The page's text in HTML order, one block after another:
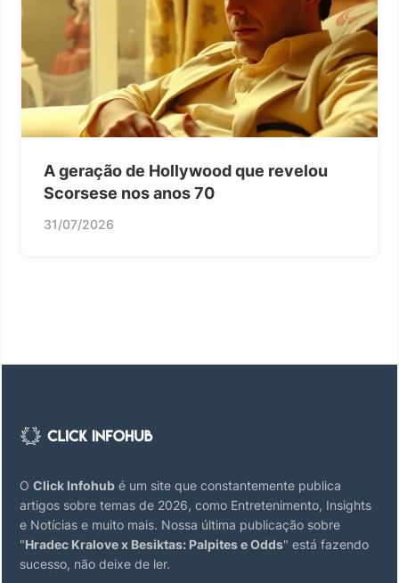
A geração de Hollywood que revelou
Scorsese nos anos 70
31/07/2026
O Click Infohub é um site que constantemente publica
artigos sobre temas de 2026, como Entretenimento, Insights
e Notícias e muito mais. Nossa última publicação sobre
"Hradec Kralove x Besiktas: Palpites e Odds" está fazendo
sucesso, não deixe de ler.